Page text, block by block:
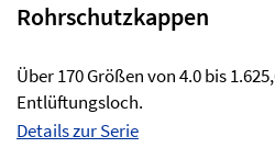
Rohrschutzkappen
Über 170 Größen von 4.0 bis
Entlüftungsloch.
Details zur Serie